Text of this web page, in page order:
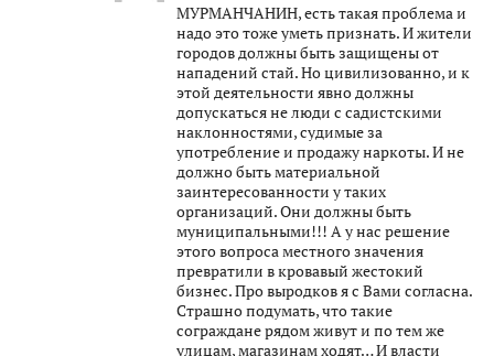
МУРМАНЧАНИН, есть такая проблема и
надо это тоже уметь признать. И жители
городов должны быть защищены от
нападений стай. Но цивилизованно, и к
этой деятельности явно должны
допускаться не люди с садистскими
наклонностями, судимые за
употребление и продажу наркоты. И не
должно быть материальной
заинтересованности у таких
организаций. Они должны быть
муниципальными!!! А у нас решение
этого вопроса местного значения
превратили в кровавый жестокий
бизнес. Про выродков я с Вами согласна.
Страшно подумать, что такие
сограждане рядом живут и по тем же
улицам, магазинам ходят… И власти